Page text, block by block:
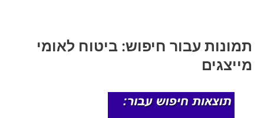
תמונות עבור חיפוש: ביטוח לאומי
מייצגים